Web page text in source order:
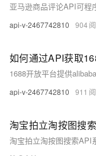
api-v-2467742810 904
如何通过API获取
api-v-2467742810 911
淘宝拍立淘按图搜